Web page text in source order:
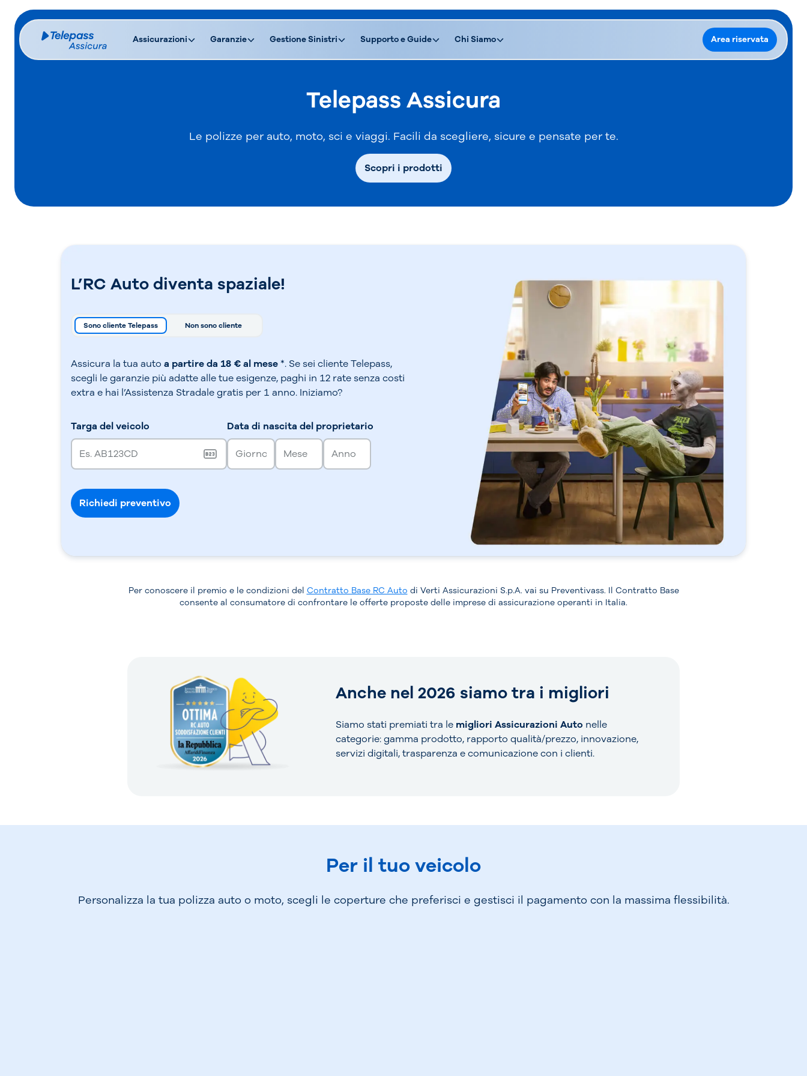
Assicurazioni Garanzie Gestione Sinistri Supporto e Guide Chi Siamo Area riservata
Telepass Assicura
Le polizze per auto, moto, sci e viaggi. Facili da scegliere, sicure e pensate per te.
Scopri i prodotti
L’RC Auto diventa spaziale!
Sono cliente Telepass Non sono cliente
Assicura la tua auto a partire da 18 € al mese*. Se sei cliente Telepass,
scegli le garanzie più adatte alle tue esigenze, paghi in 12 rate senza costi
extra e hai l’Assistenza Stradale gratis per 1 anno. Iniziamo?
Targa del veicolo Data di nascita del proprietario
Richiedi preventivo
Per conoscere il premio e le condizioni del Contratto Base RC Auto di Verti Assicurazioni S.p.A. vai su Preventivass. Il Contratto Base
consente al consumatore di confrontare le offerte proposte delle imprese di assicurazione operanti in Italia.
Anche nel 2026 siamo tra i migliori
Siamo stati premiati tra le migliori Assicurazioni Auto nelle
categorie: gamma prodotto, rapporto qualità/prezzo, innovazione,
servizi digitali, trasparenza e comunicazione con i clienti.
Per il tuo veicolo
Personalizza la tua polizza auto o moto, scegli le coperture che preferisci e gestisci il pagamento con la massima flessibilità.